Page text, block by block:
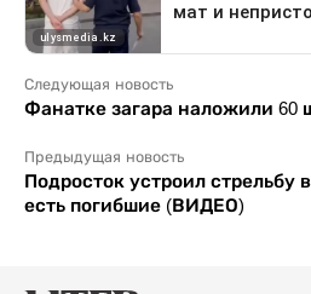
Следующая новость
Фанатке загара наложили 60
Предыдущая новость
Подросток устроил стрельбу
есть погибшие (ВИДЕО)